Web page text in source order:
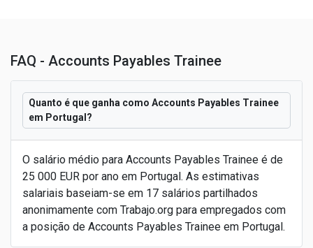
FAQ - Accounts Payables Trainee
Quanto é que ganha como Accounts Payables Trainee
em Portugal?
O salário médio para Accounts Payables Trainee é de
25 000 EUR por ano em Portugal. As estimativas
salariais baseiam-se em 17 salários partilhados
anonimamente com Trabajo.org para empregados com
a posição de Accounts Payables Trainee em Portugal.